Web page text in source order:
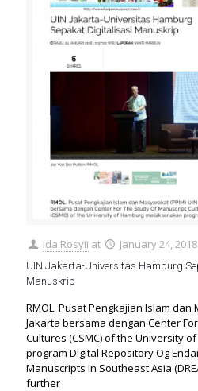
Ida Rosyii at January 24, 2018
UIN Jakarta-Universitas Hamburg
Manuskrip
RMOL. Pusat Pengkajian Islam dan
Jakarta bersama dengan Center
Cultures (CSMC) of the University
program Digital Repository Og
Manuscripts In Southeast Asia
further